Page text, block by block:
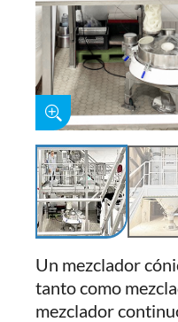
Un mezclador
tanto como
mezclador